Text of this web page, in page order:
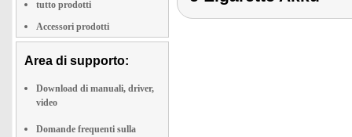
tutto prodotti
Accessori prodotti
Area di supporto:
Download di manuali, driver,
video
Domande frequenti sulla